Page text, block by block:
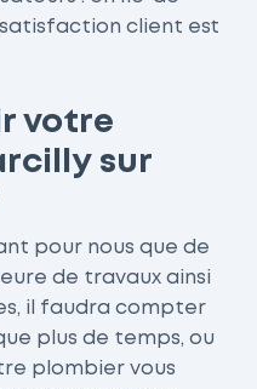
satisfaction client est
votre
sur
pour nous que de
de travaux ainsi
il faudra compter
plus de temps, ou
plombier vous